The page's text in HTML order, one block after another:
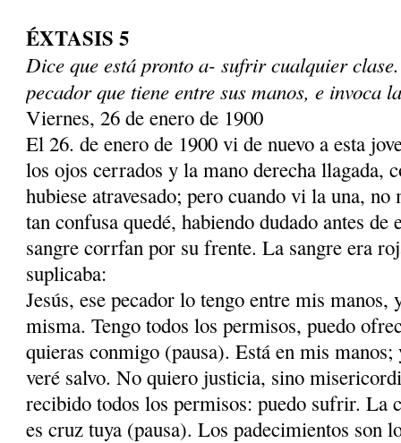
ÉXTASIS 5
Dice que está pronto a- sufrir cualquier
pecador que tiene entre sus manos, e invoca
Viernes, 26 de enero de 1900
El 26. de enero de 1900 vi de nuevo a esta
los ojos cerrados y la mano derecha llagada,
hubiese atravesado; pero cuando vi la una,
tan confusa quedé, habiendo dudado antes de
sangre corrfan por su frente. La sangre era
suplicaba:
Jesús, ese pecador lo tengo entre mis
misma. Tengo todos los permisos, puedo
quieras conmigo (pausa). Está en mis
veré salvo. No quiero justicia, sino
recibido todos los permisos: puedo sufrir. La
es cruz tuya (pausa). Los padecimientos son